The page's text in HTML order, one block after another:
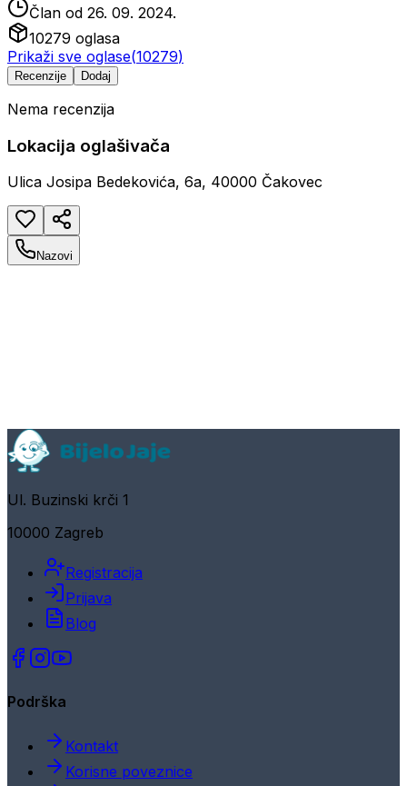
Član od 26. 09. 2024.
10279 oglasa
Prikaži sve oglase(10279)
Recenzije Dodaj
Nema recenzija
Lokacija oglašivača
Ulica Josipa Bedekovića, 6a, 40000 Čakovec
Nazovi
Ul. Buzinski krči 1
10000 Zagreb
Registracija
Prijava
Blog
Podrška
Kontakt
Korisne poveznice